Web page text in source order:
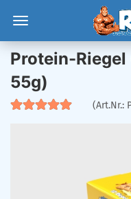
Protein-
55g)
(Art.Nr.: